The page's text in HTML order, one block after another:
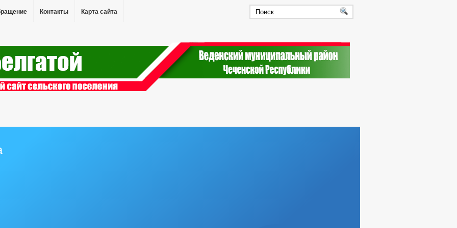
Контакты Карта сайта